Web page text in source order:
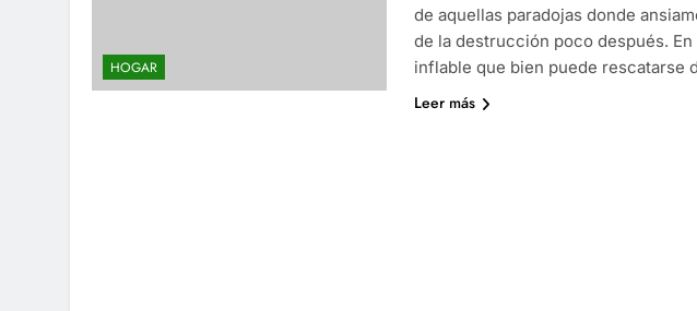
HOGAR
de aquellas paradojas donde
de la destrucción poco después.
inflable que bien puede rescatarse
Leer más